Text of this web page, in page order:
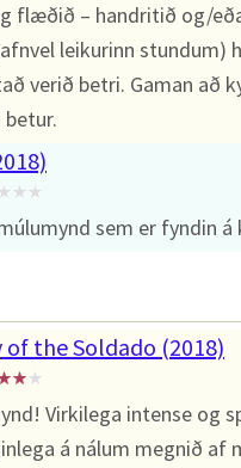
flæðið – handritið og/
leikurinn stundum)
verið betri. Gaman að
betur.
sem er fyndin á
of the Soldado (2018)
Virkilega intense og
á nálum megnið af